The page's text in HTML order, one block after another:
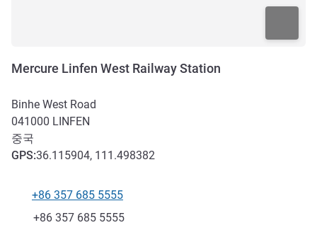
Mercure Linfen West Railway Station
Binhe West Road
041000 LINFEN
중국
GPS:36.115904, 111.498382
전화
+86 357 685 5555
팩스
+86 357 685 5555